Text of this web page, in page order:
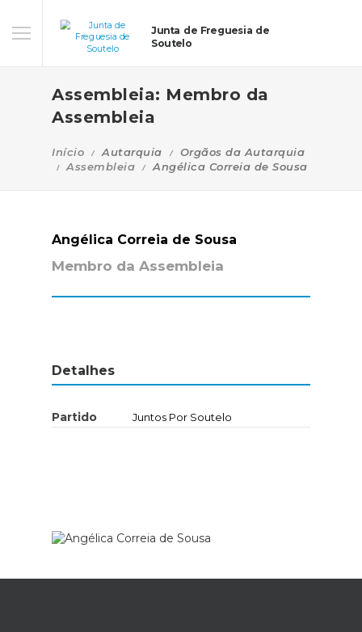
Junta de Freguesia de
Soutelo
Assembleia: Membro da
Assembleia
Início Autarquia
Orgãos da Autarquia
Assembleia
Angélica Correia de Sousa
Angélica Correia de Sousa
Membro da Assembleia
Detalhes
Partido Juntos Por Soutelo